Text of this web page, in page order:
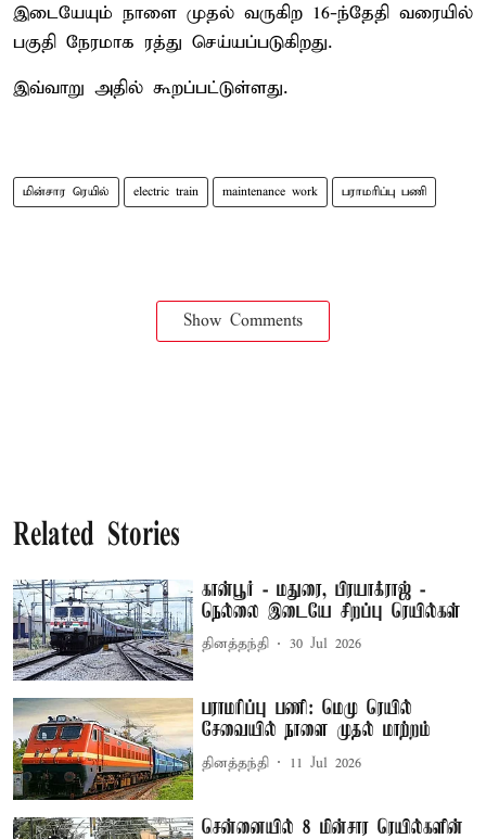
இடையேயும் நாளை முதல் வருகிற 16-ந்தேதி வரையில்
பகுதி நேரமாக ரத்து செய்யப்படுகிறது.
இவ்வாறு அதில் கூறப்பட்டுள்ளது.
மின்சார ரெயில் electric train maintenance work பராமரிப்பு பணி
Show Comments
Related Stories
கான்பூர் - மதுரை, பிரயாக்ராஜ் -
நெல்லை இடையே சிறப்பு ரெயில்கள்
தினத்தந்தி 30 Jul 2026
பராமரிப்பு பணி: மெமு ரெயில்
சேவையில் நாளை முதல் மாற்றம்
தினத்தந்தி 11 Jul 2026
சென்னையில் 8 மின்சார ரெயில்களின்